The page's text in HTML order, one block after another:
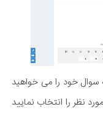
خود را می خواهید
نظر را انتخاب نمایید